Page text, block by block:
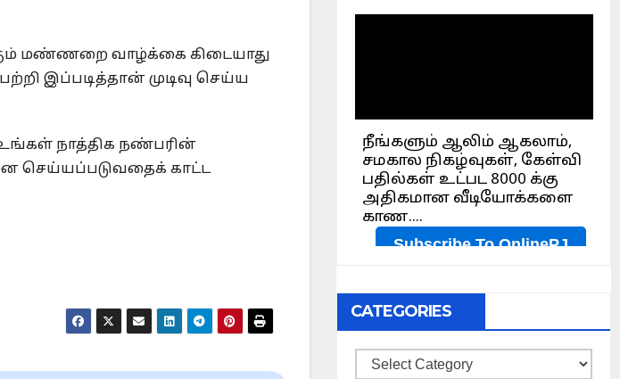
மண்ணறை வாழ்க்கை கிடையாது
இப்படித்தான் முடிவு செய்ய
நாத்திக நண்பரின்
செய்யப்படுவதைக் காட்ட
CATEGORIES
Categories